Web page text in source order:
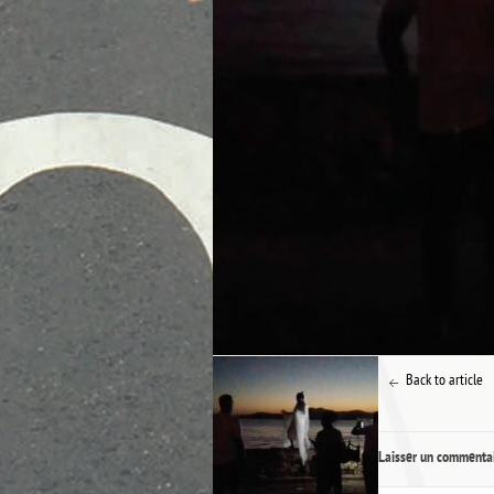
Back to article
Laisser un